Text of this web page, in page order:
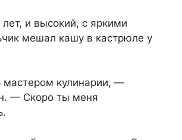
и высокий, с яркими
мешал кашу в кастрюле у
кулинарии, —
— Скоро ты меня